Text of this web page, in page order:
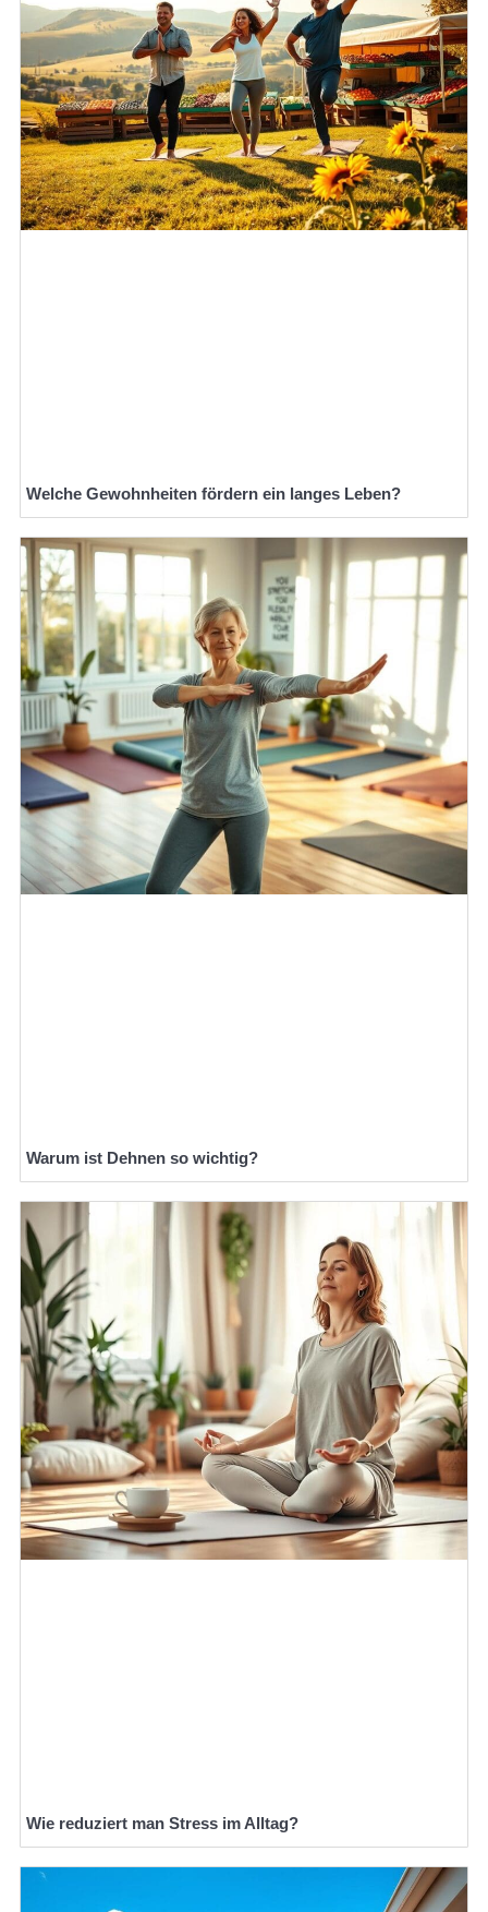
Welche Gewohnheiten fördern ein langes Leben?
Warum ist Dehnen so wichtig?
Wie reduziert man Stress im Alltag?